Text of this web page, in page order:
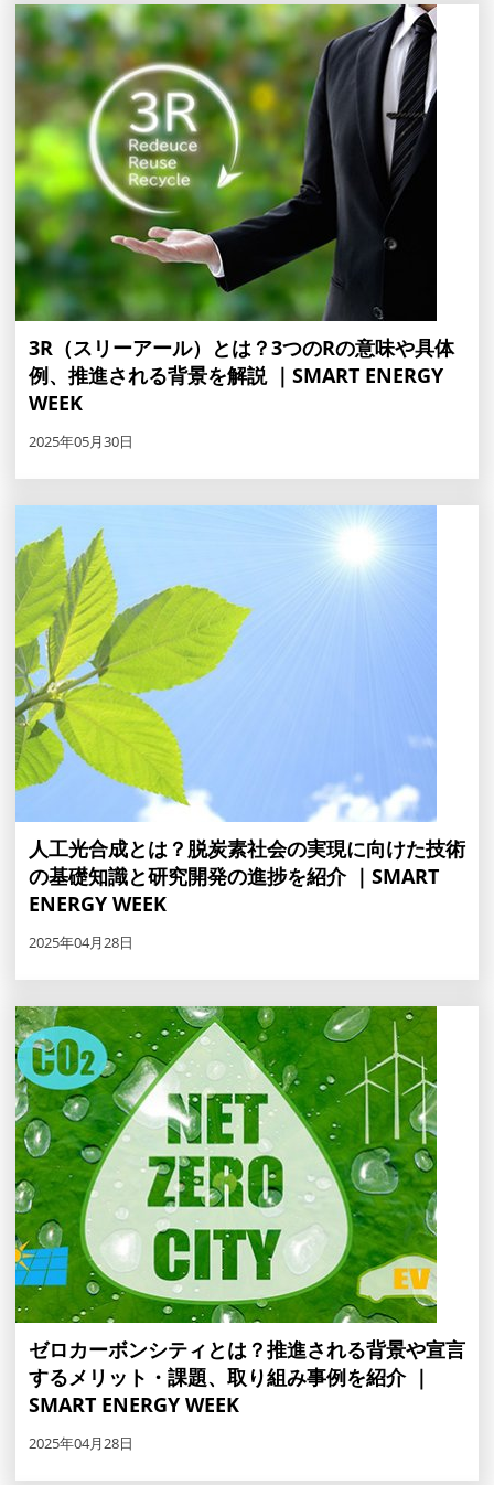
3R（スリーアール）とは？3つのRの意味や具体
例、推進される背景を解説 ｜SMART ENERGY
WEEK
2025年05月30日
人工光合成とは？脱炭素社会の実現に向けた技術
の基礎知識と研究開発の進捗を紹介 ｜SMART
ENERGY WEEK
2025年04月28日
ゼロカーボンシティとは？推進される背景や宣言
するメリット・課題、取り組み事例を紹介 ｜
SMART ENERGY WEEK
2025年04月28日